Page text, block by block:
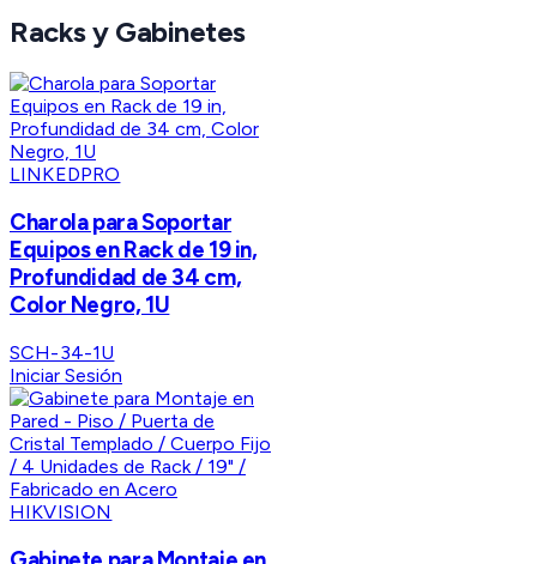
Racks y Gabinetes
LINKEDPRO
Charola para Soportar
Equipos en Rack de 19 in,
Profundidad de 34 cm,
Color Negro, 1U
SCH-34-1U
Iniciar Sesión
HIKVISION